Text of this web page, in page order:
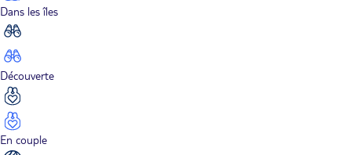
Dans les îles
Découverte
En couple